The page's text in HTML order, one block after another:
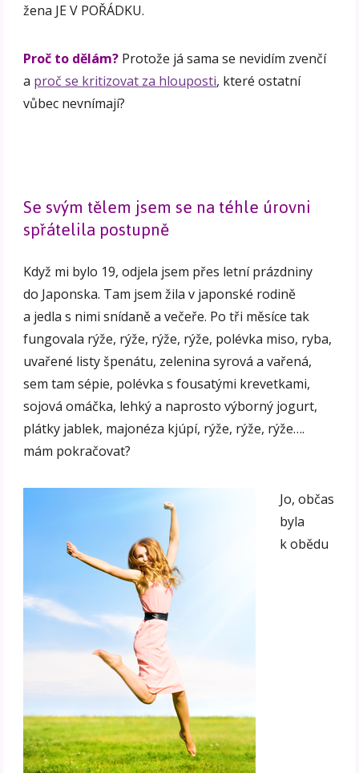
žena JE V POŘÁDKU.
Proč to dělám? Protože já sama se nevidím zvenčí
a proč se kritizovat za hlouposti, které ostatní
vůbec nevnímají?
Se svým tělem jsem se na téhle úrovni
spřátelila postupně
Když mi bylo 19, odjela jsem přes letní prázdniny
do Japonska. Tam jsem žila v japonské rodině
a jedla s nimi snídaně a večeře. Po tři měsíce tak
fungovala rýže, rýže, rýže, rýže, polévka miso, ryba,
uvařené listy špenátu, zelenina syrová a vařená,
sem tam sépie, polévka s fousatými krevetkami,
sojová omáčka, lehký a naprosto výborný jogurt,
plátky jablek, majonéza kjúpí, rýže, rýže, rýže….
mám pokračovat?
Jo, občas
byla
k obědu